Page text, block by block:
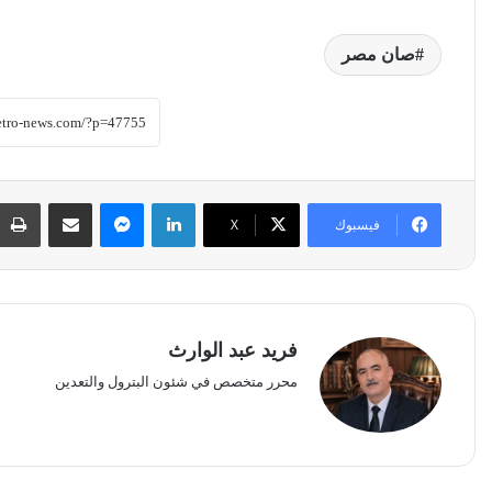
صان مصر
فيسبوك ‫X
لينكدإن ماسنجر مشاركة عبر البريد
فريد عبد الوارث
محرر متخصص في شئون البترول والتعدين